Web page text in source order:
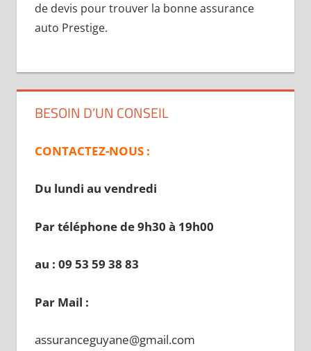
de devis pour trouver la bonne assurance
auto Prestige.
BESOIN D’UN CONSEIL
CONTACTEZ-NOUS :
Du lundi au vendredi
Par téléphone de 9h30 à 19h00
au : 09 53 59 38 83
Par Mail :
assuranceguyane@gmail.com